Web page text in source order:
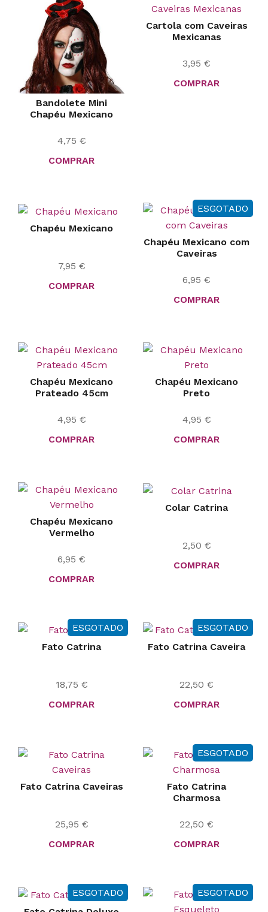
Bandolete Mini
Chapéu Mexicano
4,75 €
COMPRAR
Cartola com Caveiras
Mexicanas
3,95 €
COMPRAR
Chapéu Mexicano
7,95 €
COMPRAR
ESGOTADO
Chapéu Mexicano com
Caveiras
6,95 €
COMPRAR
Chapéu Mexicano
Prateado 45cm
4,95 €
COMPRAR
Chapéu Mexicano
Preto
4,95 €
COMPRAR
Chapéu Mexicano
Vermelho
6,95 €
COMPRAR
Colar Catrina
2,50 €
COMPRAR
ESGOTADO
Fato Catrina
18,75 €
COMPRAR
ESGOTADO
Fato Catrina Caveira
22,50 €
COMPRAR
Fato Catrina Caveiras
25,95 €
COMPRAR
ESGOTADO
Fato Catrina
Charmosa
22,50 €
COMPRAR
ESGOTADO
ESGOTADO